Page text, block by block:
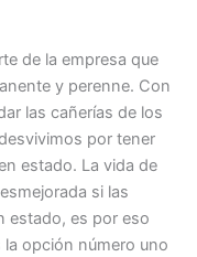
de la empresa que
y perenne. Con
las cañerías de los
por tener
estado. La vida de
si las
estado, es por eso
opción número uno